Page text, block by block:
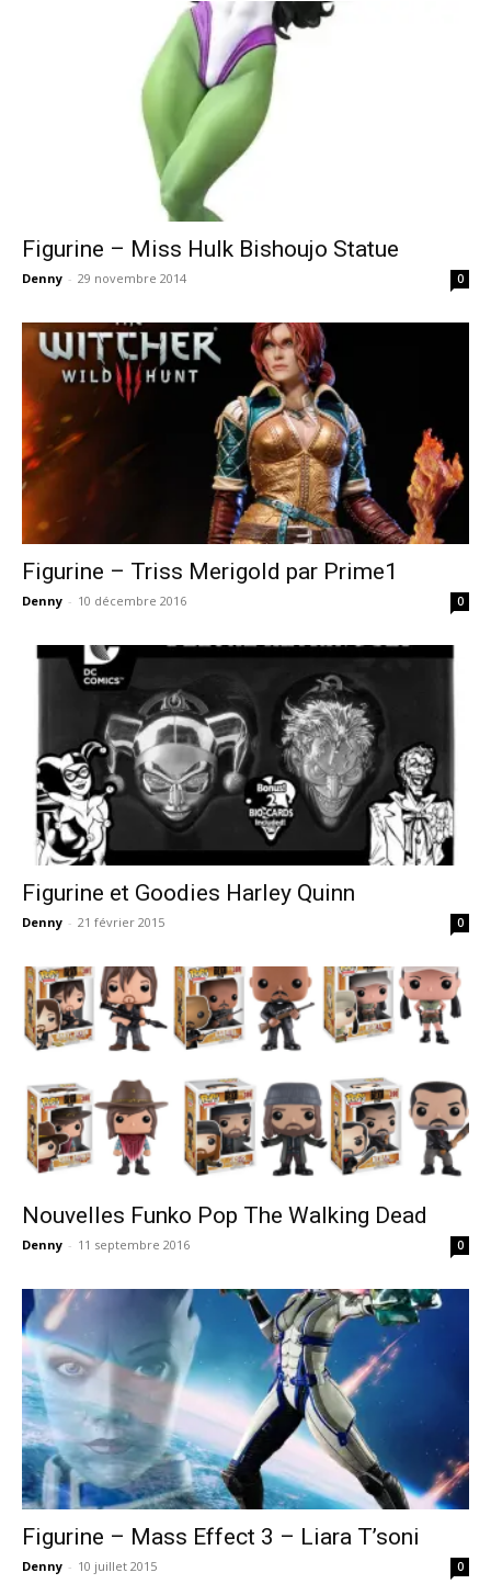
Figurine – Miss Hulk Bishoujo Statue
Denny - 29 novembre 2014 0
Figurine – Triss Merigold par Prime1
Denny - 10 décembre 2016 0
Figurine et Goodies Harley Quinn
Denny - 21 février 2015 0
Nouvelles Funko Pop The Walking Dead
Denny - 11 septembre 2016 0
Figurine – Mass Effect 3 – Liara T’soni
Denny - 10 juillet 2015 0